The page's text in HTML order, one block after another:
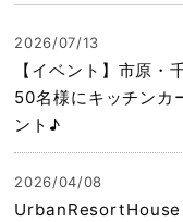
2026/07/13
【イベント】市原
50名様にキッチンカ
ント♪
2026/04/08
UrbanResortHouse